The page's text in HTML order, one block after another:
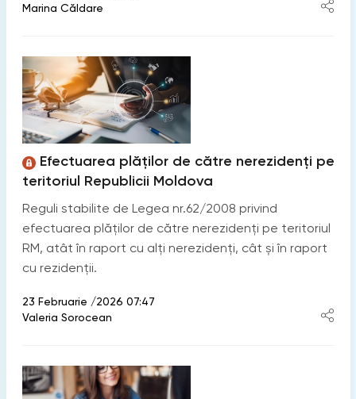
Marina Căldare
Efectuarea plăților de către nerezidenți pe
teritoriul Republicii Moldova
Reguli stabilite de Legea nr.62/2008 privind
efectuarea plăților de către nerezidenți pe teritoriul
RM, atât în raport cu alți nerezidenți, cât și în raport
cu rezidenții.
23 Februarie /2026 07:47
Valeria Sorocean